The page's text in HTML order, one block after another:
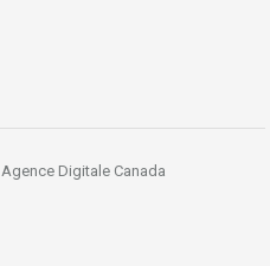
Agence Digitale Canada